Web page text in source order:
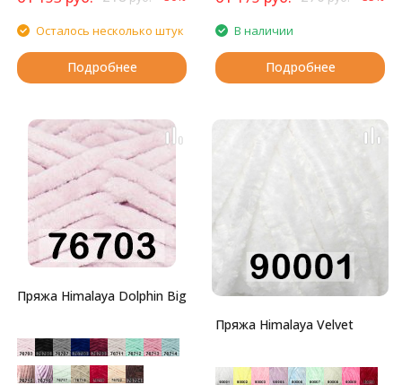
Осталось несколько штук
Подробнее
В наличии
Подробнее
Пряжа Himalaya Dolphin Big
Пряжа Himalaya Velvet